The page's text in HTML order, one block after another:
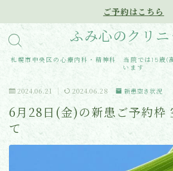
ご予約はこちら
ふみ心のクリニ
札幌市中央区の心療内科・精神科 当院では15歳(
います
MENU
Home
クリニック紹介
診療内容
2024.06.21 2024.06.28 新患空き状況
6月28日(金)の新患ご予約枠
て